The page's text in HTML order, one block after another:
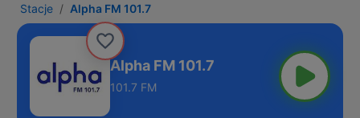
Stacje Alpha FM 101.7
Alpha FM 101.7
101.7 FM